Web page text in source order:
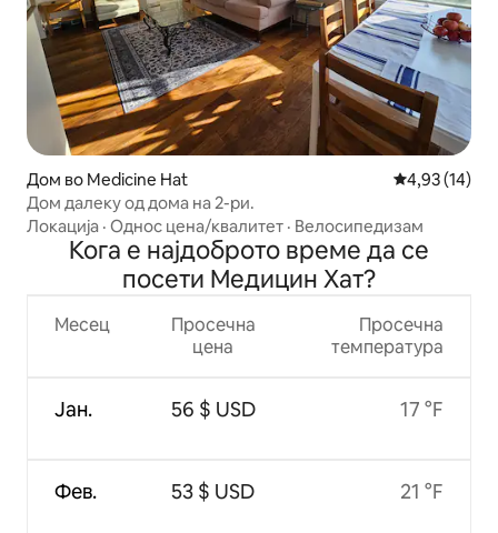
Дом во Medicine Hat Просечна
4,93 (14)
Дом далеку од дома на 2-ри.
Локација · Однос цена/квалитет · Велосипедизам
Кога е најдоброто време да се
посети Медицин Хат?
Месец
Јан.
Фев.
Просечна
цена
56 $ USD
53 $ USD
Просечна
температура
17 °F
21 °F